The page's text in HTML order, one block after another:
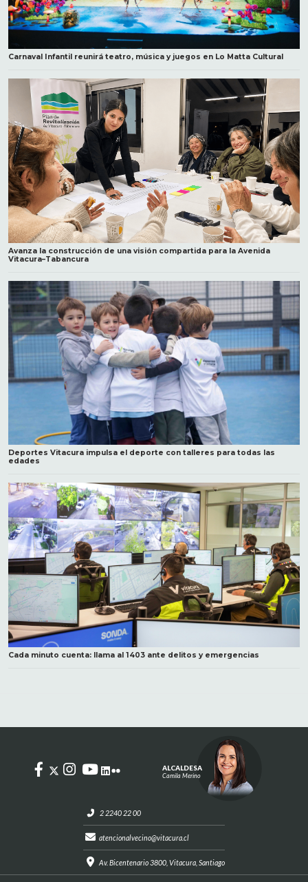
Carnaval Infantil reunirá teatro, música y juegos en Lo Matta Cultural
Avanza la construcción de una visión compartida para la Avenida
Vitacura–Tabancura
Deportes Vitacura impulsa el deporte con talleres para todas las
edades
Cada minuto cuenta: llama al 1403 ante delitos y emergencias
2 2240 22 00
atencionalvecino@vitacura.cl
Av. Bicentenario 3800, Vitacura, Santiago
ALCALDESA
Camila Merino